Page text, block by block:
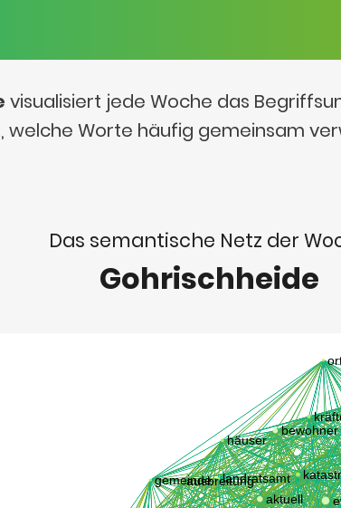
visualisiert jede Woche das
welche Worte häufig gemeinsam
Das semantische Netz der
Gohrischheide